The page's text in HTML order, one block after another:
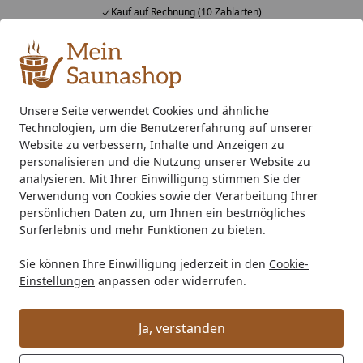
Unsere Seite verwendet Cookies und ähnliche
Technologien, um die Benutzererfahrung auf unserer
Website zu verbessern, Inhalte und Anzeigen zu
personalisieren und die Nutzung unserer Website zu
analysieren. Mit Ihrer Einwilligung stimmen Sie der
Verwendung von Cookies sowie der Verarbeitung Ihrer
persönlichen Daten zu, um Ihnen ein bestmögliches
Surferlebnis und mehr Funktionen zu bieten.
Sie können Ihre Einwilligung jederzeit in den Cookie-
Einstellungen anpassen oder widerrufen.
Ja, verstanden
Kauf auf Rechnung (10 Zahlarten)
Alle Produkte
Mein Konto
Suchen
Startseite
EPDM Folienset Nr. 102 - 610 x 625 cm
EPDM Folienset Nr. 102 - 610 x 625
cm